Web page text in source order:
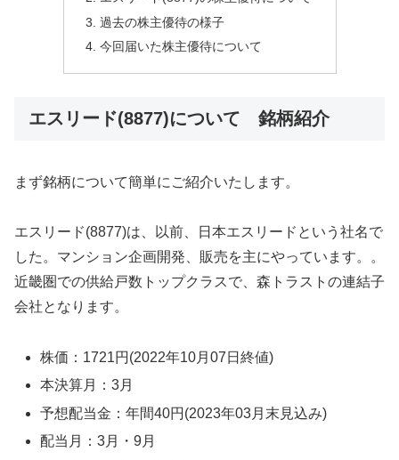
過去の株主優待の様子
今回届いた株主優待について
エスリード(8877)について 銘柄紹介
まず銘柄について簡単にご紹介いたします。
エスリード(8877)は、以前、日本エスリードという社名で
した。マンション企画開発、販売を主にやっています。。
近畿圏での供給戸数トップクラスで、森トラストの連結子
会社となります。
株価：1721円(2022年10月07日終値)
本決算月：3月
予想配当金：年間40円(2023年03月末見込み)
配当月：3月・9月